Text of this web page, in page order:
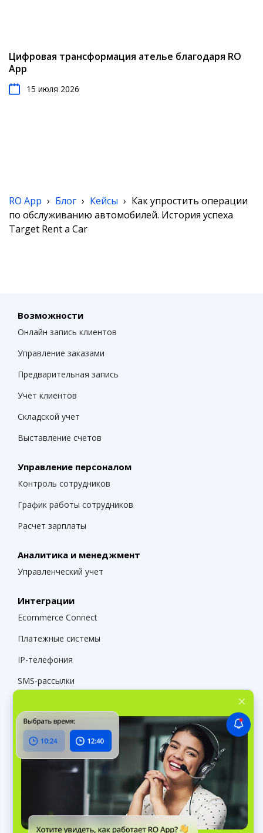
Цифровая трансформация ателье благодаря RO
App
15 июля 2026
RO App › Блог › Кейсы › Как упростить операции
по обслуживанию автомобилей. История успеха
Target Rent a Car
Возможности
Онлайн запись клиентов
Управление заказами
Предварительная запись
Учет клиентов
Складской учет
Выставление счетов
Управление персоналом
Контроль сотрудников
График работы сотрудников
Расчет зарплаты
Аналитика и менеджмент
Управленческий учет
Интеграции
Ecommerce Connect
Платежные системы
IP-телефония
SMS-рассылки
Сервисному бизнесу
Компьютерные сервисы
Ремонт бытовой техники
Ремонт электроинструмента
Автосервисы и СТО